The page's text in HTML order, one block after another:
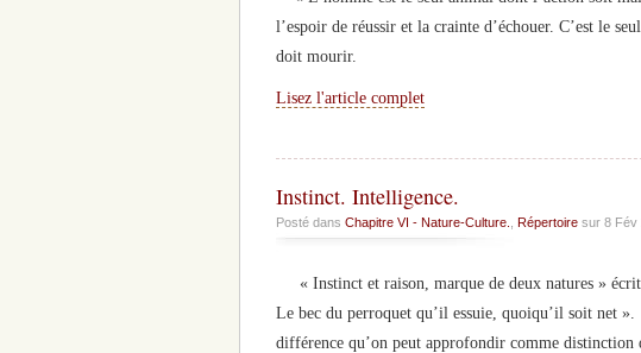
l’espoir de réussir et la crainte d’échouer. C’est le
doit mourir.
Lisez l'article complet
Instinct. Intelligence.
Posté dans Chapitre VI - Nature-Culture. Répertoire sur 8 Fév
« Instinct et raison, marque de deux natures » écrit
Le bec du perroquet qu’il essuie, quoiqu’il soit net
différence qu’on peut approfondir comme distinction